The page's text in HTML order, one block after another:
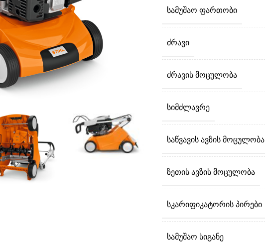
ᲡᲐᲛᲣᲨᲐᲝ ᲤᲐᲠᲗᲝᲑᲘ
ᲫᲠᲐᲕᲘ
ᲫᲠᲐᲕᲘᲡ ᲛᲝᲪᲣᲚᲝᲑᲐ
ᲡᲘᲛᲫᲚᲐᲕᲠᲔ
ᲡᲐᲬᲕᲐᲕᲘᲡ ᲐᲕᲖᲘᲡ ᲛᲝᲪᲣᲚᲝᲑᲐ
ᲖᲔᲗᲘᲡ ᲐᲕᲖᲘᲡ ᲛᲝᲪᲣᲚᲝᲑᲐ
ᲡᲙᲐᲠᲘᲤᲘᲙᲐᲢᲝᲠᲘᲡ ᲞᲘᲠᲔᲑᲘ
ᲡᲐᲛᲣᲨᲐᲝ ᲡᲘᲒᲐᲜᲔ